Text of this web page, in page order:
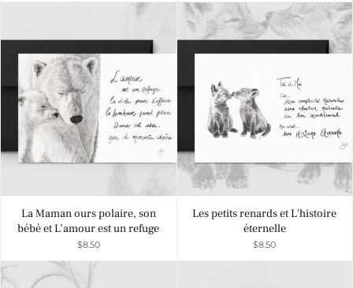
La Maman ours polaire, son
bébé et L’amour est un refuge
$8.50
Les petits renards et L'histoire
éternelle
$8.50